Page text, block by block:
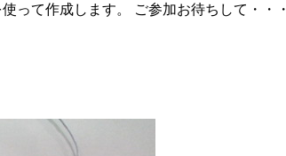
って作成します。 ご参加お待ちして・・・